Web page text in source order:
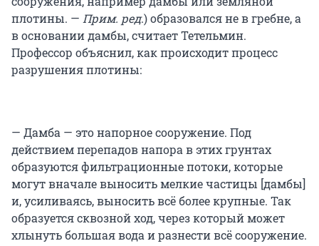
плотины. — Прим. ред.) образовался не в гребне, а
в основании дамбы, считает Тетельмин.
Профессор объяснил, как происходит процесс
разрушения плотины:
— Дамба — это напорное сооружение. Под
действием перепадов напора в этих грунтах
образуются фильтрационные потоки, которые
могут вначале выносить мелкие частицы [дамбы]
и, усиливаясь, выносить всё более крупные. Так
образуется сквозной ход, через который может
хлынуть большая вода и разнести всё сооружение.